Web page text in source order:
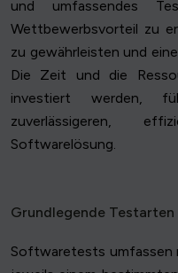
und umfassendes
Wettbewerbsvorteil zu
zu gewährleisten und
Die Zeit und die
investiert werden,
zuverlässigeren,
Softwarelösung.
Grundlegende Testarten
Softwaretests umfassen